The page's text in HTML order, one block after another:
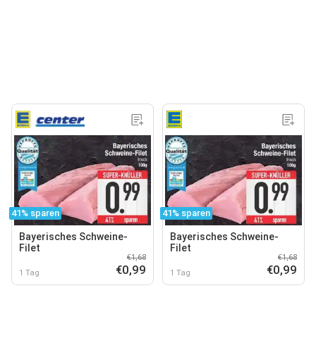
41% sparen
Bayerisches Schweine-
Filet
1 Tag
€1,68
€0,99
41% sparen
Bayerisches Schweine-
Filet
1 Tag
€1,68
€0,99